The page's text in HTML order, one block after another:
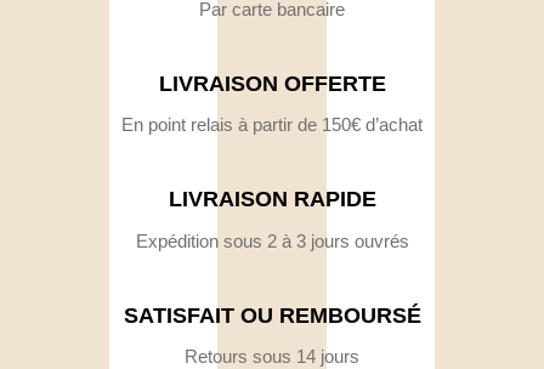
Par carte bancaire
LIVRAISON OFFERTE
En point relais à partir de 150€ d’achat
LIVRAISON RAPIDE
Expédition sous 2 à 3 jours ouvrés
SATISFAIT OU REMBOURSÉ
Retours sous 14 jours